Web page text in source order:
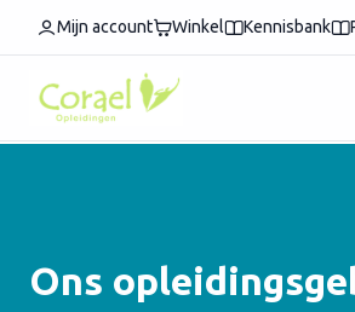
Mijn account Winkel Kennisbank
Ons